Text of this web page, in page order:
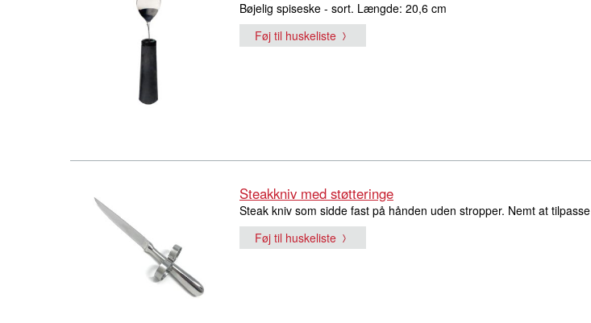
Bøjelig spiseske - sort. Længde: 20,6 cm
Føj til huskeliste
Steakkniv med støtteringe
Steak kniv som sidde fast på hånden uden stropper. Nemt at tilpasse
Føj til huskeliste